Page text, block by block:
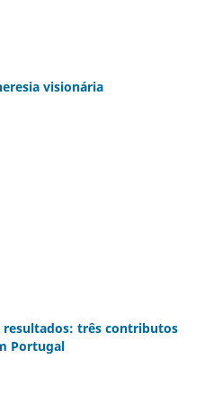
visionária
resultados: três contributos
Portugal